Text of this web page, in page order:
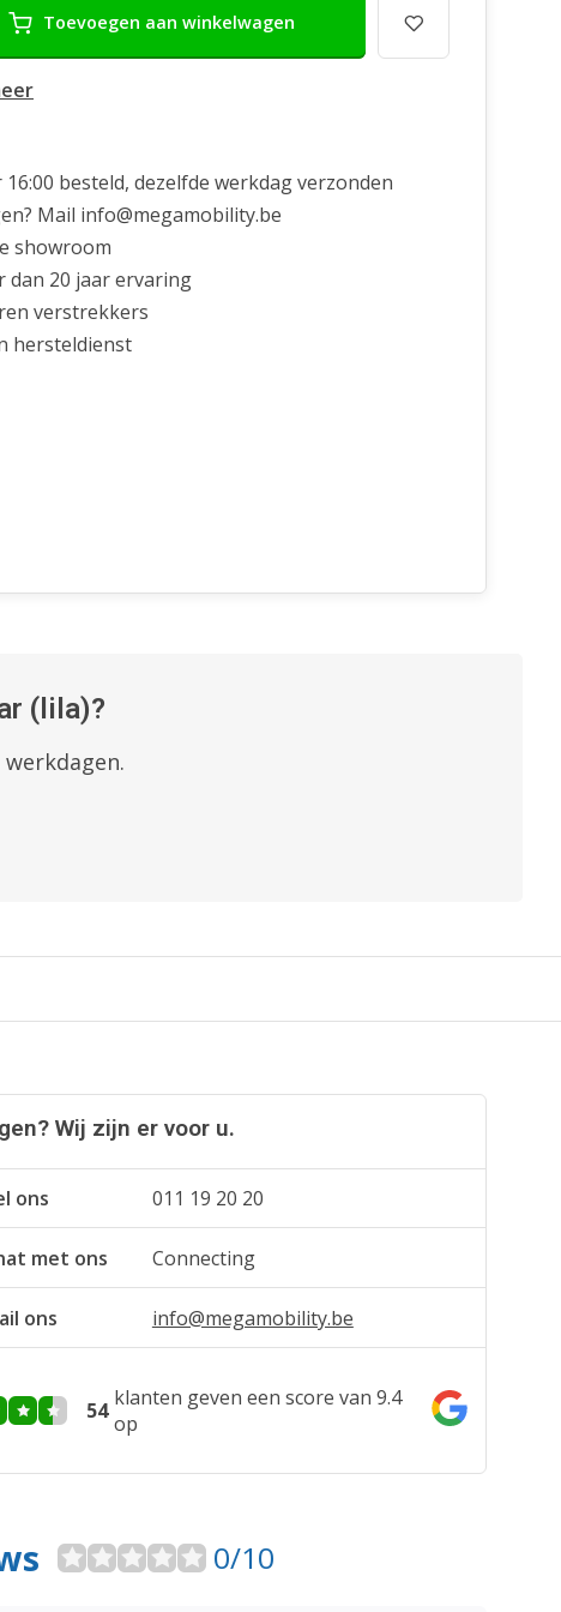
Toevoegen aan winkelwagen
16:00 besteld, dezelfde werkdag verzonden
Mail info@megamobility.be
showroom
dan 20 jaar ervaring
verstrekkers
hersteldienst
(lila)?
Wij zijn er voor u.
ons 011 19 20 20
met ons Connecting
ons info@megamobility.be
54 klanten geven een score van 9.4
op
0/10